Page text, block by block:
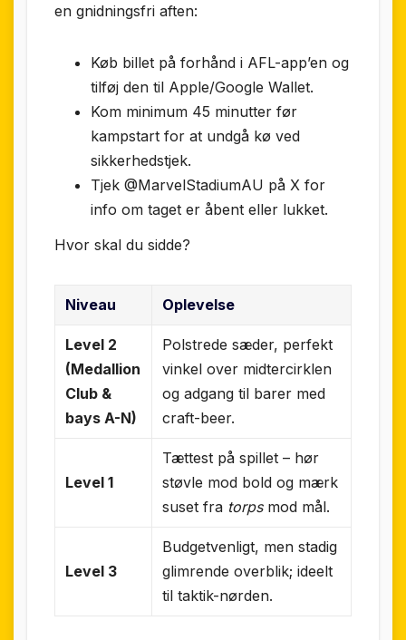
en gnidningsfri aften:
Køb billet på forhånd i AFL-app’en og
tilføj den til Apple/Google Wallet.
Kom minimum 45 minutter før
kampstart for at undgå kø ved
sikkerhedstjek.
Tjek @MarvelStadiumAU på X for
info om taget er åbent eller lukket.
Hvor skal du sidde?
Niveau Oplevelse
Level 2
(Medallion
Club &
bays A-N)
Polstrede sæder, perfekt
vinkel over midtercirklen
og adgang til barer med
craft-beer.
Level 1
Tættest på spillet – hør
støvle mod bold og mærk
suset fra torpsmod mål.
Level 3
Budgetvenligt, men stadig
glimrende overblik; ideelt
til taktik-nørden.